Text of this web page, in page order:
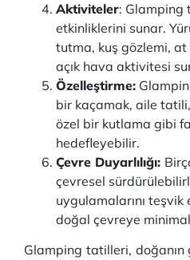
Aktiviteler: Glamping
etkinliklerini sunar.
tutma, kuş gözlemi,
açık hava aktivitesi
Özelleştirme:
bir kaçamak, aile
özel bir kutlama gibi
hedefleyebilir.
Çevre Duyarlılığı:
çevresel
uygulamalarını
doğal çevreye
Glamping tatilleri, doğanın